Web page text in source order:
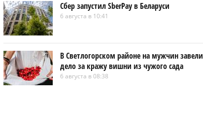
Сбер запустил SberPay в Беларуси
6 августа в 10:41
В Светлогорском районе на мужчин завели
дело за кражу вишни из чужого сада
6 августа в 08:38